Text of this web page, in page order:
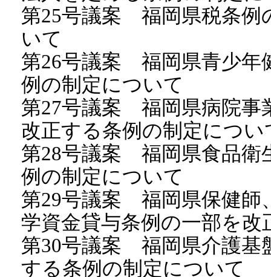
第25号議案 福岡県税条例
いて
第26号議案 福岡県青少年
例の制定について
第27号議案 福岡県病院事
改正する条例の制定につい
第28号議案 福岡県食品衛
例の制定について
第29号議案 福岡県保健師
学資金貸与条例の一部を
第30号議案 福岡県介護基
する条例の制定について